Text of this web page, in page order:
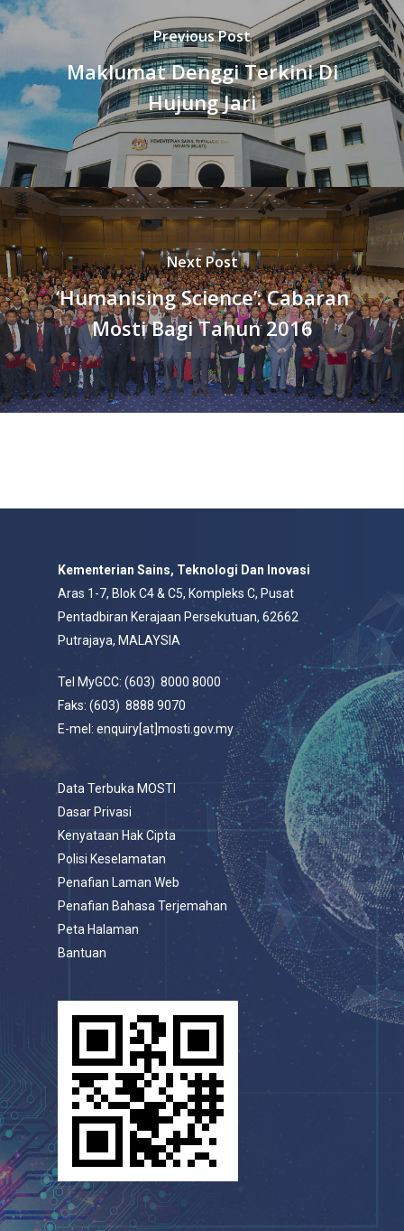
Previous Post
Maklumat Denggi Terkini Di
Hujung Jari
Next Post
‘Humanising Science’: Cabaran
Mosti Bagi Tahun 2016
Kementerian Sains, Teknologi Dan Inovasi
Aras 1-7, Blok C4 & C5, Kompleks C, Pusat
Pentadbiran Kerajaan Persekutuan, 62662
Putrajaya, MALAYSIA
Tel MyGCC: (603) 8000 8000
Faks: (603) 8888 9070
E-mel: enquiry[at]mosti.gov.my
Data Terbuka MOSTI
Dasar Privasi
Kenyataan Hak Cipta
Polisi Keselamatan
Penafian Laman Web
Penafian Bahasa Terjemahan
Peta Halaman
Bantuan